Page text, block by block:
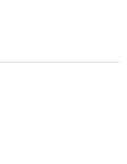
às críticas